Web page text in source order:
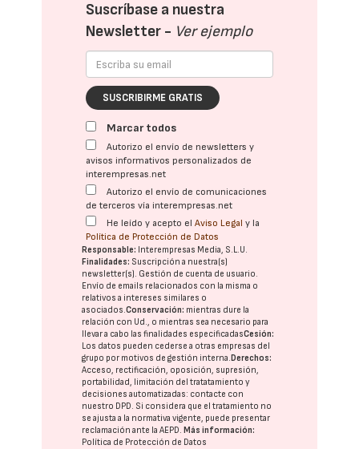
Suscríbase a nuestra
Newsletter - Ver ejemplo
SUSCRIBIRME GRATIS
Marcar todos
Autorizo el envío de newsletters y
avisos informativos personalizados de
interempresas.net
Autorizo el envío de comunicaciones
de terceros vía interempresas.net
He leído y acepto elAviso Legal y la
Política de Protección de Datos
Responsable: Interempresas Media, S.L.U.
Finalidades: Suscripción a nuestra(s)
newsletter(s). Gestión de cuenta de usuario.
Envío de emails relacionados con la misma o
relativos a intereses similares o
asociados.Conservación: mientras dure la
relación con Ud., o mientras sea necesario para
llevar a cabo las finalidades especificadasCesión:
Los datos pueden cederse a otras empresas del
grupo por motivos de gestión interna. Derechos:
Acceso, rectificación, oposición, supresión,
portabilidad, limitación del tratatamiento y
decisiones automatizadas: contacte con
nuestro DPD. Si considera que el tratamiento no
se ajusta a la normativa vigente, puede presentar
reclamación ante laAEPD. Más información:
Política de Protección de Datos